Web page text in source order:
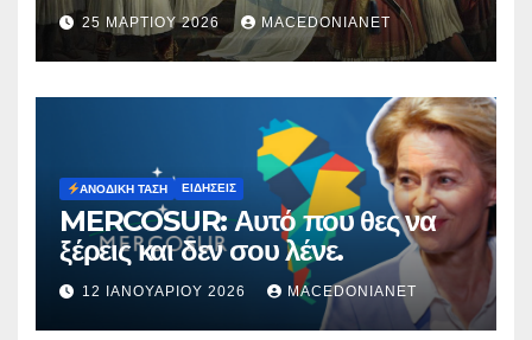
25 ΜΑΡΤΊΟΥ 2026 MACEDONIANET
ΑΝΟΔΙΚΉ ΤΆΣΗ ΕΙΔΉΣΕΙΣ
MERCOSUR: Αυτό που θες να
ξέρεις και δεν σου λένε.
12 ΙΑΝΟΥΑΡΊΟΥ 2026 MACEDONIANET